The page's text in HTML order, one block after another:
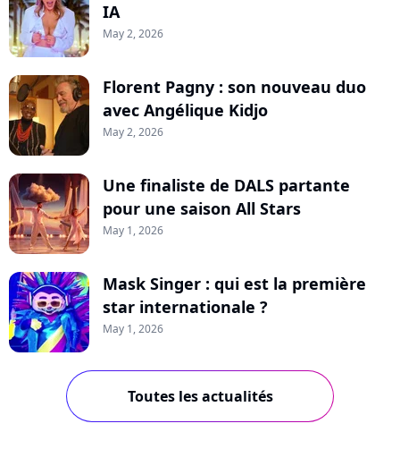
IA
May 2, 2026
Florent Pagny : son nouveau duo
avec Angélique Kidjo
May 2, 2026
Une finaliste de DALS partante
pour une saison All Stars
May 1, 2026
Mask Singer : qui est la première
star internationale ?
May 1, 2026
Toutes les actualités